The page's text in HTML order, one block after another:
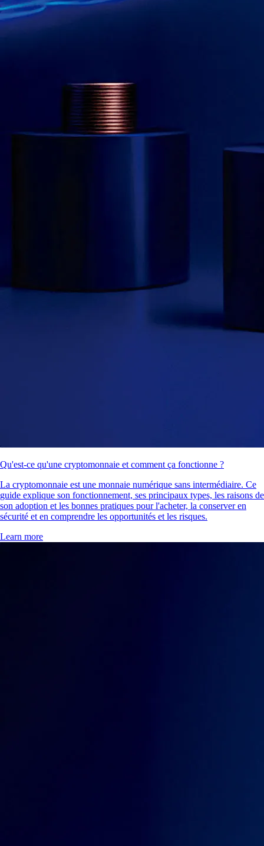
Qu'est-ce qu'une cryptomonnaie et comment ça fonctionne ?
La cryptomonnaie est une monnaie numérique sans intermédiaire. Ce
guide explique son fonctionnement, ses principaux types, les raisons de
son adoption et les bonnes pratiques pour l'acheter, la conserver en
sécurité et en comprendre les opportunités et les risques.
Learn more